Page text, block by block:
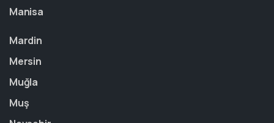
Manisa
Mardin
Mersin
Muğla
Muş